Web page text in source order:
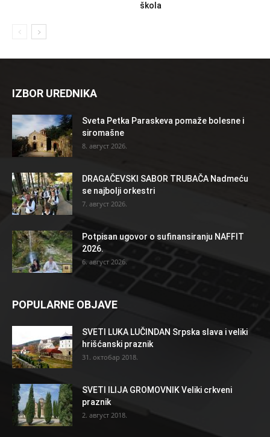
škola
IZBOR UREDNIKA
Sveta Petka Paraskeva pomaže bolesne i
siromašne
8. август 2026.
DRAGAČEVSKI SABOR TRUBAČA Nadmeću
se najbolji orkestri
7. август 2026.
Potpisan ugovor o sufinansiranju NAFFIT
2026.
6. август 2026.
POPULARNE OBJAVE
SVETI LUKA LUČINDAN Srpska slava i veliki
hrišćanski praznik
31. октобар 2018.
SVETI ILIJA GROMOVNIK Veliki crkveni
praznik
2. август 2018.